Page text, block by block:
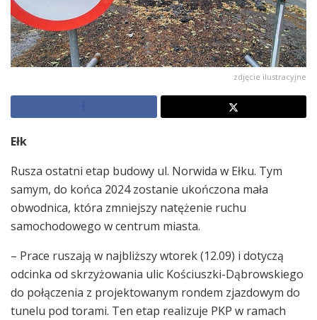
zdjęcie ilustracyjne
Ełk
Rusza ostatni etap budowy ul. Norwida w Ełku. Tym
samym, do końca 2024 zostanie ukończona mała
obwodnica, która zmniejszy natężenie ruchu
samochodowego w centrum miasta.
– Prace ruszają w najbliższy wtorek (12.09) i dotyczą
odcinka od skrzyżowania ulic Kościuszki-Dąbrowskiego
do połączenia z projektowanym rondem zjazdowym do
tunelu pod torami. Ten etap realizuje PKP w ramach